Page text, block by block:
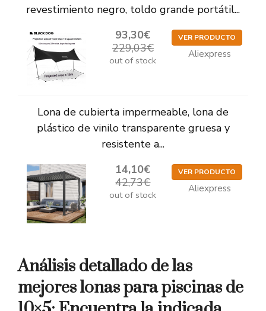
revestimiento negro, toldo grande portátil...
93,30€
229,03€
out of stock
VER PRODUCTO
Aliexpress
Lona de cubierta impermeable, lona de
plástico de vinilo transparente gruesa y
resistente a...
14,10€
42,73€
out of stock
VER PRODUCTO
Aliexpress
Análisis detallado de las
mejores lonas para piscinas de